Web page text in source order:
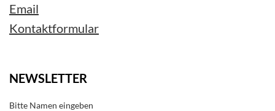
Email
Kontaktformular
NEWSLETTER
Bitte Namen eingeben